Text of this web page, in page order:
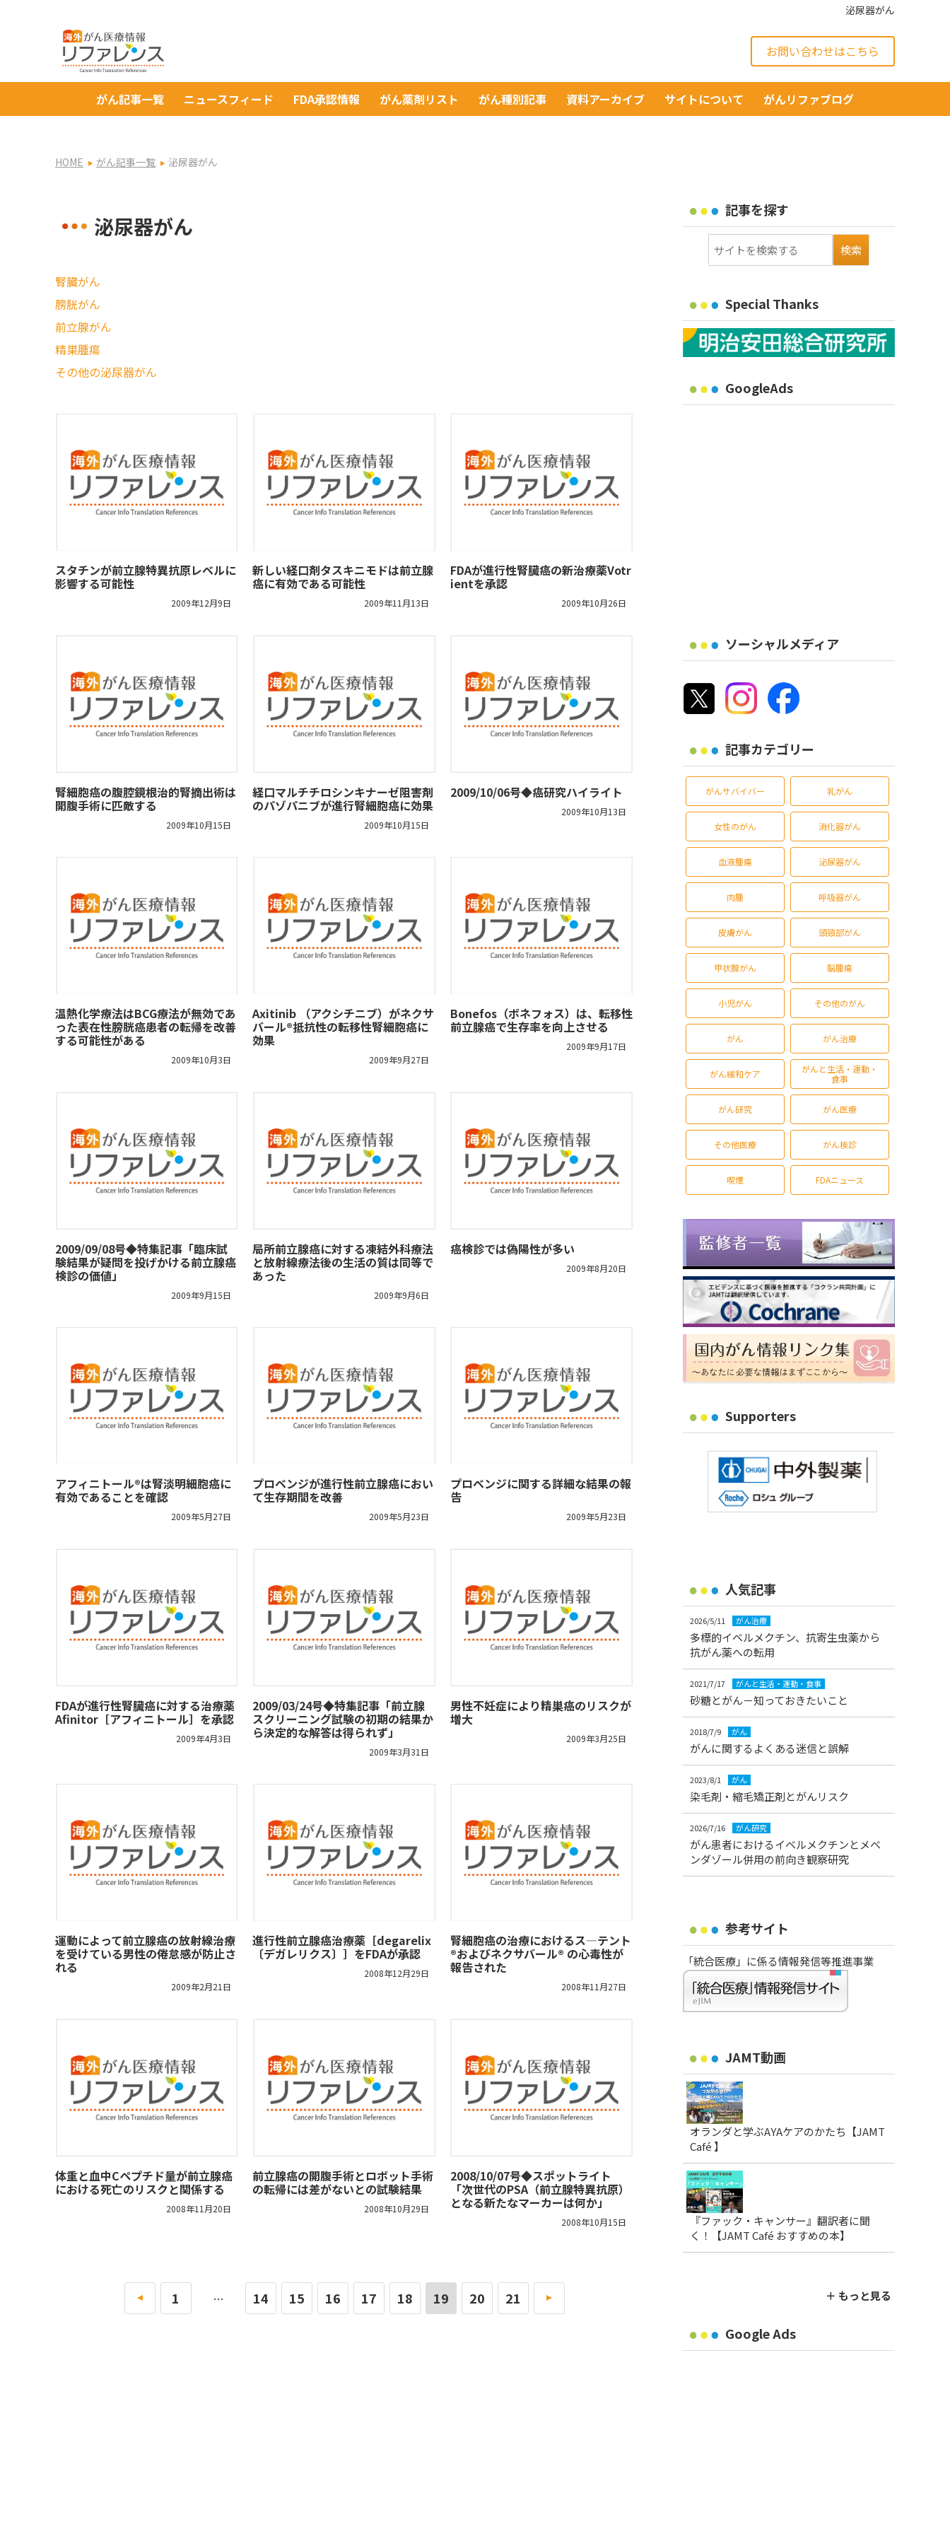
泌尿器がん
お問い合わせはこちら
がん記事一覧 ニュースフィード FDA承認情報 がん薬剤リスト がん種別記事 資料アーカイブ サイトについて がんリファブログ
HOME がん記事一覧 泌尿器がん
泌尿器がん
腎臓がん
膀胱がん
前立腺がん
精巣腫瘍
その他の泌尿器がん
スタチンが前立腺特異抗原レベルに
影響する可能性
2009年12月9日
新しい経口剤タスキニモドは前立腺
癌に有効である可能性
2009年11月13日
FDAが進行性腎臓癌の新治療薬Votr
ientを承認
2009年10月26日
腎細胞癌の腹腔鏡根治的腎摘出術は
開腹手術に匹敵する
2009年10月15日
経口マルチチロシンキナーゼ阻害剤
のパゾパニブが進行腎細胞癌に効果
2009年10月15日
2009/10/06号◆癌研究ハイライト
2009年10月13日
温熱化学療法はBCG療法が無効であ
った表在性膀胱癌患者の転帰を改善
する可能性がある
2009年10月3日
Axitinib （アクシチニブ）がネクサ
バール®抵抗性の転移性腎細胞癌に
効果
2009年9月27日
Bonefos（ボネフォス）は、転移性
前立腺癌で生存率を向上させる
2009年9月17日
2009/09/08号◆特集記事「臨床試
験結果が疑問を投げかける前立腺癌
検診の価値」
2009年9月15日
局所前立腺癌に対する凍結外科療法
と放射線療法後の生活の質は同等で
あった
2009年9月6日
癌検診では偽陽性が多い
2009年8月20日
アフィニトール®は腎淡明細胞癌に
有効であることを確認
2009年5月27日
プロベンジが進行性前立腺癌におい
て生存期間を改善
2009年5月23日
プロベンジに関する詳細な結果の報
告
2009年5月23日
FDAが進行性腎臓癌に対する治療薬
Afinitor［アフィニトール］を承認
2009年4月3日
2009/03/24号◆特集記事「前立腺
スクリーニング試験の初期の結果か
ら決定的な解答は得られず」
2009年3月31日
男性不妊症により精巣癌のリスクが
増大
2009年3月25日
運動によって前立腺癌の放射線治療
を受けている男性の倦怠感が防止さ
れる
2009年2月21日
進行性前立腺癌治療薬［degarelix
〔デガレリクス〕］をFDAが承認
2008年12月29日
腎細胞癌の治療におけるス―テント
®およびネクサバール® の心毒性が
報告された
2008年11月27日
体重と血中Cペプチド量が前立腺癌
における死亡のリスクと関係する
2008年11月20日
前立腺癌の開腹手術とロボット手術
の転帰には差がないとの試験結果
2008年10月29日
2008/10/07号◆スポットライト
「次世代のPSA（前立腺特異抗原）
となる新たなマーカーは何か」
2008年10月15日
« 1 … 14 15 16 17 18 19 20 21 »
記事を探す
Special Thanks
GoogleAds
ソーシャルメディア
記事カテゴリー
がんサバイバー 乳がん
女性のがん 消化器がん
血液腫瘍 泌尿器がん
肉腫 呼吸器がん
皮膚がん 頭頸部がん
甲状腺がん 脳腫瘍
小児がん その他のがん
がん がん治療
がん緩和ケア
がんと生活・運動・
食事
がん研究 がん医療
その他医療 がん検診
喫煙 FDAニュース
Supporters
人気記事
2026/5/11 がん治療
多標的イベルメクチン、抗寄生虫薬から
抗がん薬への転用
2021/7/17 がんと生活・運動・食事
砂糖とがん－知っておきたいこと
2018/7/9 がん
がんに関するよくある迷信と誤解
2023/8/1 がん
染毛剤・縮毛矯正剤とがんリスク
2026/7/16 がん研究
がん患者におけるイベルメクチンとメベ
ンダゾール併用の前向き観察研究
参考サイト
「統合医療」に係る情報発信等推進事業
JAMT動画
オランダと学ぶAYAケアのかたち【JAMT
Café 】
『ファック・キャンサー』翻訳者に聞
く！【JAMT Café おすすめの本】
＋ もっと見る
Google Ads